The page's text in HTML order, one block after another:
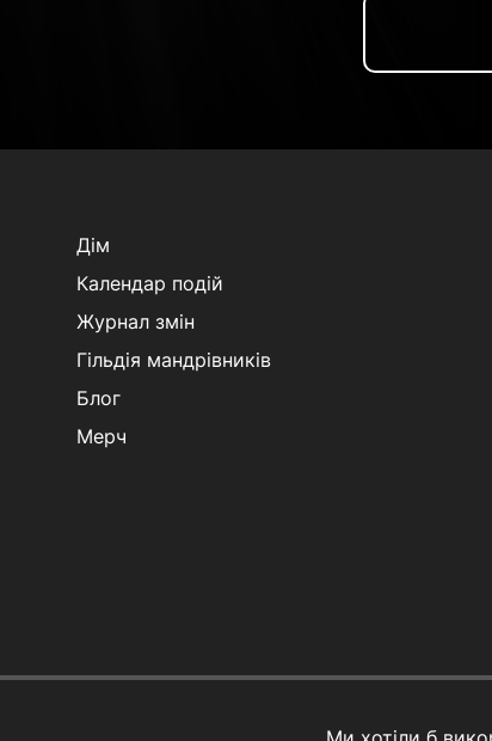
Дім
Календар подій
Журнал змін
Гільдія мандрівників
Блог
Мерч